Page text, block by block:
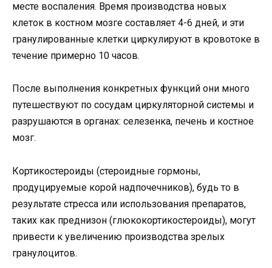
месте воспаления. Время производства новых
клеток в костном мозге составляет 4-6 дней, и эти
гранулированные клетки циркулируют в кровотоке в
течение примерно 10 часов.
После выполнения конкретных функций они много
путешествуют по сосудам циркуляторной системы и
разрушаются в органах: селезенка, печень и костное
мозг.
Кортикостероиды (стероидные гормоны,
продуцируемые корой надпочечников), будь то в
результате стресса или использования препаратов,
таких как преднизон (глюкокортикостероиды), могут
привести к увеличению производства зрелых
гранулоцитов.